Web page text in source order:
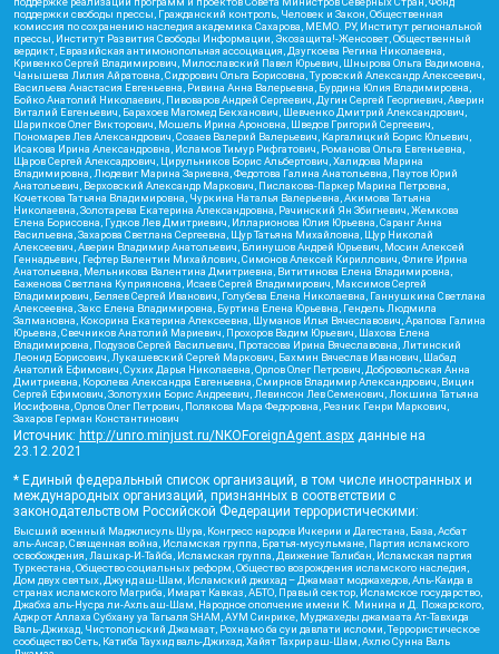
поддержки свободы прессы, Гражданский контроль, Человек и Закон, Общественная
комиссия по сохранению наследия академика Сахарова, МЕМО. РУ, Институт региональной
прессы, Институт Развития Свободы Информации, Экозащита!-Женсовет, Общественный
вердикт, Евразийская антимонопольная ассоциация, Дзугкоева Регина Николаевна,
Кривенко Сергей Владимирович, Милославский Павел Юрьевич, Шнырова Ольга Вадимовна,
Чанышева Лилия Айратовна, Сидорович Ольга Борисовна, Туровский Александр Алексеевич,
Васильева Анастасия Евгеньевна, Ривина Анна Валерьевна, Бурдина Юлия Владимировна,
Бойко Анатолий Николаевич, Пивоваров Андрей Сергеевич, Дугин Сергей Георгиевич, Аверин
Виталий Евгеньевич, Барахоев Магомед Бекханович, Шевченко Дмитрий Александрович,
Шарипков Олег Викторович, Мошель Ирина Ароновна, Шведов Григорий Сергеевич,
Пономарев Лев Александрович, Созаев Валерий Валерьевич, Каргалицкий Борис Юльевич,
Исакова Ирина Александровна, Исламов Тимур Рифгатович, Романова Ольга Евгеньевна,
Щаров Сергей Алексадрович, Цирульников Борис Альбертович, Халидова Марина
Владимировна, Людевиг Марина Зариевна, Федотова Галина Анатольевна, Паутов Юрий
Анатольевич, Верховский Александр Маркович, Пислакова-Паркер Марина Петровна,
Кочеткова Татьяна Владимировна, Чуркина Наталья Валерьевна, Акимова Татьяна
Николаевна, Золотарева Екатерина Александровна, Рачинский Ян Збигневич, Жемкова
Елена Борисовна, Гудков Лев Дмитриевич, Илларионова Юлия Юрьевна, Саранг Анна
Васильевна, Захарова Светлана Сергеевна, Щур Татьяна Михайловна, Щур Николай
Алексеевич, Аверин Владимир Анатольевич, Блинушов Андрей Юрьевич, Мосин Алексей
Геннадьевич, Гефтер Валентин Михайлович, Симонов Алексей Кириллович, Флиге Ирина
Анатольевна, Мельникова Валентина Дмитриевна, Вититинова Елена Владимировна,
Баженова Светлана Куприяновна, Исаев Сергей Владимирович, Максимов Сергей
Владимирович, Беляев Сергей Иванович, Голубева Елена Николаевна, Ганнушкина Светлана
Алексеевна, Закс Елена Владимировна, Буртина Елена Юрьевна, Гендель Людмила
Залмановна, Кокорина Екатерина Алексеевна, Шуманов Илья Вячеславович, Арапова Галина
Юрьевна, Свечников Анатолий Мариевич, Прохоров Вадим Юрьевич, Шахова Елена
Владимировна, Подузов Сергей Васильевич, Протасова Ирина Вячеславовна, Литинский
Леонид Борисович, Лукашевский Сергей Маркович, Бахмин Вячеслав Иванович, Шабад
Анатолий Ефимович, Сухих Дарья Николаевна, Орлов Олег Петрович, Добровольская Анна
Дмитриевна, Королева Александра Евгеньевна, Смирнов Владимир Александрович, Вицин
Сергей Ефимович, Золотухин Борис Андреевич, Левинсон Лев Семенович, Локшина Татьяна
Иосифовна, Орлов Олег Петрович, Полякова Мара Федоровна, Резник Генри Маркович,
Захаров Герман Константинович
Источник: http://unro.minjust.ru/NKOForeignAgent.aspx данные на
23.12.2021
* Единый федеральный список организаций, в том числе иностранных и
международных организаций, признанных в соответствии с
законодательством Российской Федерации террористическими:
Высший военный Маджлисуль Шура, Конгресс народов Ичкерии и Дагестана, База, Асбат
аль-Ансар, Священная война, Исламская группа, Братья-мусульмане, Партия исламского
освобождения, Лашкар-И-Тайба, Исламская группа, Движение Талибан, Исламская партия
Туркестана, Общество социальных реформ, Общество возрождения исламского наследия,
Дом двух святых, Джунд аш-Шам, Исламский джихад – Джамаат моджахедов, Аль-Каида в
странах исламского Магриба, Имарат Кавказ, АБТО, Правый сектор, Исламское государство,
Джабха аль-Нусра ли-Ахль аш-Шам, Народное ополчение имени К. Минина и Д. Пожарского,
Аджр от Аллаха Субхану уа Тагьаля SHAM, АУМ Синрике, Муджахеды джамаата Ат-Тавхида
Валь-Джихад, Чистопольский Джамаат, Рохнамо ба суи давлати исломи, Террористическое
сообщество Сеть, Катиба Таухид валь-Джихад, Хайят Тахрир аш-Шам, Ахлю Сунна Валь